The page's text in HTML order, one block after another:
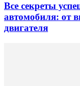
Все секреты
автомобиля: от
двигателя